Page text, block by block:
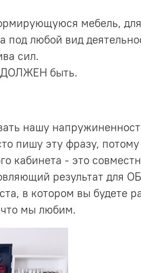
мебель, для
под любой вид
сил.
ДОЛЖЕН быть.
нашу
пишу эту фразу, потому
кабинета - это
результат для
в котором вы будете
что мы любим.